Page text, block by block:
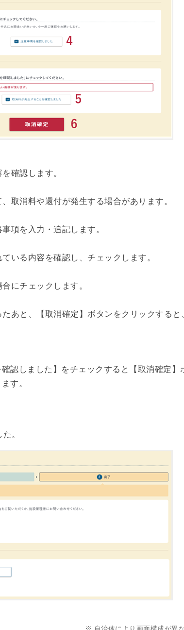
確認します。
取消料や還付が発生する場合があります。
項を入力・追記します。
いる内容を確認し、チェックします。
にチェックします。
あと、【取消確定】ボタンをクリックすると
確認しました】をチェックすると【取消確定】
す。
。
※ 自治体により画面構成が異